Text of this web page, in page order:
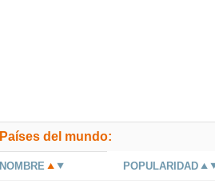
Países del mundo:
NOMBRE POPULARIDAD